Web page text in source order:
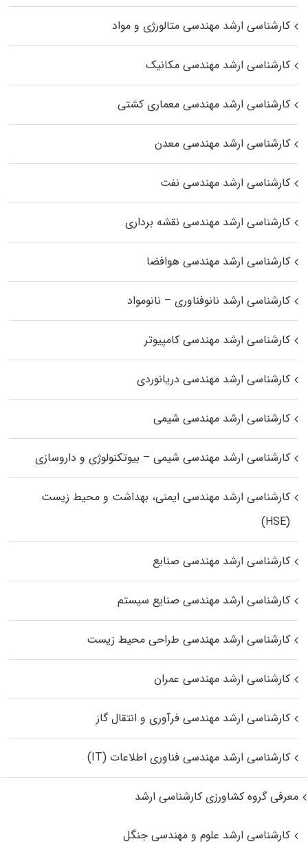
کارشناسی ارشد مهندسی متالورژی و مواد
کارشناسی ارشد مهندسی مکانیک
کارشناسی ارشد مهندسی معماری کشتی
کارشناسی ارشد مهندسی معدن
کارشناسی ارشد مهندسی نفت
کارشناسی ارشد مهندسی نقشه برداری
کارشناسی ارشد مهندسی هوافضا
کارشناسی ارشد نانوفناوری – نانومواد
کارشناسی ارشد مهندسی کامپیوتر
کارشناسی ارشد مهندسی دریانوردی
کارشناسی ارشد مهندسی شیمی
کارشناسی ارشد مهندسی شیمی – بیوتکنولوژی و داروسازی
کارشناسی ارشد مهندسی ایمنی، بهداشت و محیط زیست
(HSE)
کارشناسی ارشد مهندسی صنایع
کارشناسی ارشد مهندسی صنایع سیستم
کارشناسی ارشد مهندسی طراحی محیط زیست
کارشناسی ارشد مهندسی عمران
کارشناسی ارشد مهندسی فرآوری و انتقال گاز
کارشناسی ارشد مهندسی فناوری اطلاعات (IT)
معرفی گروه کشاورزی کارشناسی ارشد
کارشناسی ارشد علوم و مهندسی جنگل